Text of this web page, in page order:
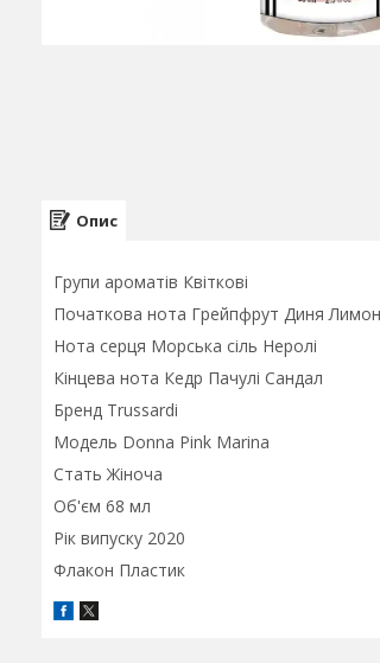
Опис
Групи ароматів Квіткові
Початкова нота Грейпфрут Диня
Нота серця Морська сіль Неролі
Кінцева нота Кедр Пачулі Сандал
Бренд Trussardi
Модель Donna Pink Marina
Стать Жіноча
Об'єм 68 мл
Рік випуску 2020
Флакон Пластик